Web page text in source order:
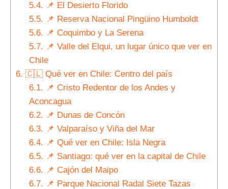
5.4. 📌 El Desierto Florido
5.5. 📌 Reserva Nacional Pingüino Humboldt
5.6. 📌 Coquimbo y La Serena
5.7. 📌 Valle del Elqui, un lugar único que ver en
Chile
6. 🇨🇱 Qué ver en Chile: Centro del país
6.1. 📌 Cristo Redentor de los Andes y
Aconcagua
6.2. 📌 Dunas de Concón
6.3. 📌 Valparaíso y Viña del Mar
6.4. 📌 Qué ver en Chile: Isla Negra
6.5. 📌 Santiago: qué ver en la capital de Chile
6.6. 📌 Cajón del Maipo
6.7. 📌 Parque Nacional Radal Siete Tazas